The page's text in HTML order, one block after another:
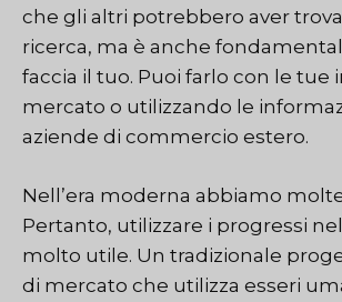
che gli altri potrebbero aver
ricerca, ma è anche
faccia il tuo. Puoi farlo con le tue
mercato o utilizzando le
aziende di commercio estero.
Nell’era moderna abbiamo
Pertanto, utilizzare i progressi
molto utile. Un tradizionale
di mercato che utilizza esseri